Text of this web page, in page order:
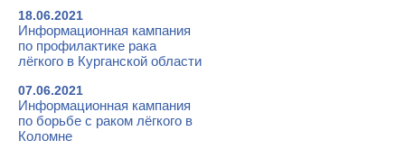
18.06.2021
Информационная кампания
по профилактике рака
лёгкого в Курганской области
07.06.2021
Информационная кампания
по борьбе с раком лёгкого в
Коломне